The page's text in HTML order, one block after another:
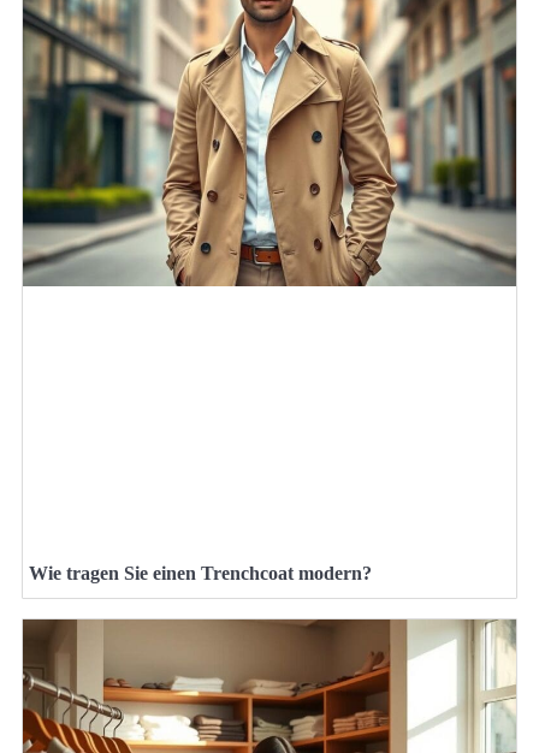
Wie tragen Sie einen Trenchcoat modern?